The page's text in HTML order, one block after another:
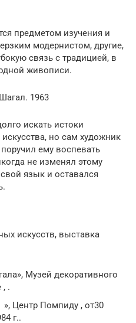
предметом изучения и
модернистом, другие,
связь с традицией, в
живописи.
1963
искать истоки
но сам художник
ему воспевать
не изменял этому
язык и оставался
искусств, выставка
Музей декоративного
, .
Центр Помпиду , от30
г..